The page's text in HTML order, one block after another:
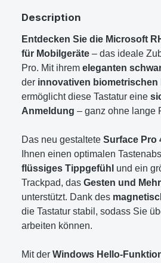
Description
Entdecken Sie die Microsoft
für Mobilgeräte – das ideale
Pro. Mit ihrem eleganten
der innovativen biometrischen
ermöglicht diese Tastatur eine
Anmeldung – ganz ohne lange
Das neu gestaltete Surface Pro
Ihnen einen optimalen
flüssiges Tippgefühl und ein
Trackpad, das Gesten und
unterstützt. Dank des
die Tastatur stabil, sodass Sie
arbeiten können.
Mit der Windows Hello-